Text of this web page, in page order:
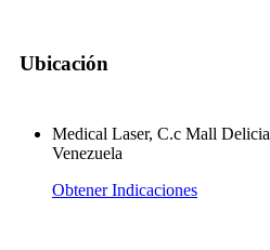
Ubicación
Medical Laser, C.c Mall
Venezuela
Obtener Indicaciones